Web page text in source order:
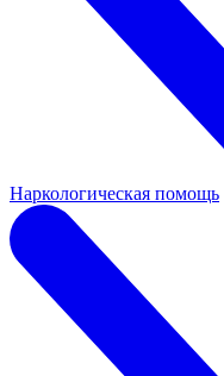
Наркологическая помощь